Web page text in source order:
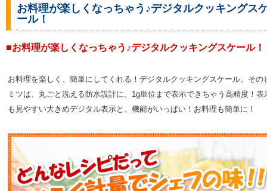
お料理が楽しくなっちゃう♪デジタルクッキングス
ール！
■お料理が楽しくなっちゃう♪デジタルクッキングスケール！
お料理を楽しく、簡単にしてくれる！デジタルクッキングスケール。その
ミツは、丸ごと洗える防水設計に、1g単位まで表示できちゃう高精度！表
も見やすい大きめデジタル表示と、機能がいっぱい！お料理も簡単に！